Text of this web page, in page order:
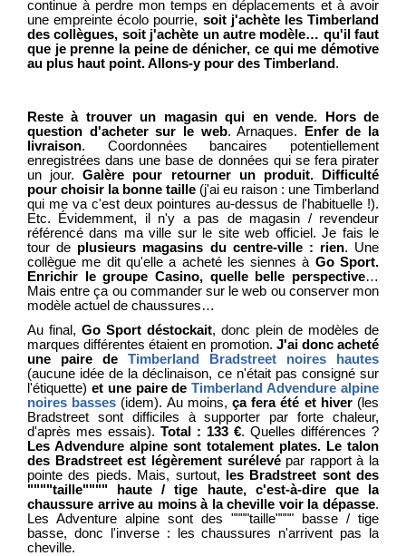
continue à perdre mon temps en déplacements et à avoir
une empreinte écolo pourrie, soit j'achète les Timberland
des collègues, soit j'achète un autre modèle… qu'il faut
que je prenne la peine de dénicher, ce qui me démotive
au plus haut point. Allons-y pour des Timberland .
Reste à trouver un magasin qui en vende. Hors de
question d'acheter sur le web. Arnaques.
Enfer de la
livraison. Coordonnées bancaires potentiellement
enregistrées dans une base de données qui se fera pirater
un jour.Galère pour retourner un produit. Difficulté
pour choisir la bonne taille (j'ai eu raison : une Timberland
qui me va c'est deux pointures au-dessus de l'habituelle !).
Etc. Évidemment, il n'y a pas de magasin / revendeur
référencé dans ma ville sur le site web officiel. Je fais le
tour de plusieurs magasins du centre-ville : rien. Une
collègue me dit qu'elle a acheté les siennes à Go Sport.
Enrichir le groupe Casino, quelle belle perspective…
Mais entre ça ou commander sur le web ou conserver mon
modèle actuel de chaussures…
Au final, Go Sport déstockait, donc plein de modèles de
marques différentes étaient en promotion. J'ai donc acheté
une paire de Timberland Bradstreet noires hautes
(aucune idée de la déclinaison, ce n'était pas consigné sur
l'étiquette) et une paire deTimberland Advendure alpine
noires basses (idem). Au moins,ça fera été et hiver(les
Bradstreet sont difficiles à supporter par forte chaleur,
d'après mes essais). Total : 133 €. Quelles différences ?
Les Advendure alpine sont totalement plates. Le talon
des Bradstreet est légèrement surélevépar rapport à la
pointe des pieds. Mais, surtout,
les Bradstreet sont des
""""taille"""" haute / tige haute, c'est-à-dire que la
chaussure arrive au moins à la cheville voir la dépasse.
Les Adventure alpine sont des """"taille"""" basse / tige
basse, donc l'inverse : les chaussures n'arrivent pas la
cheville.